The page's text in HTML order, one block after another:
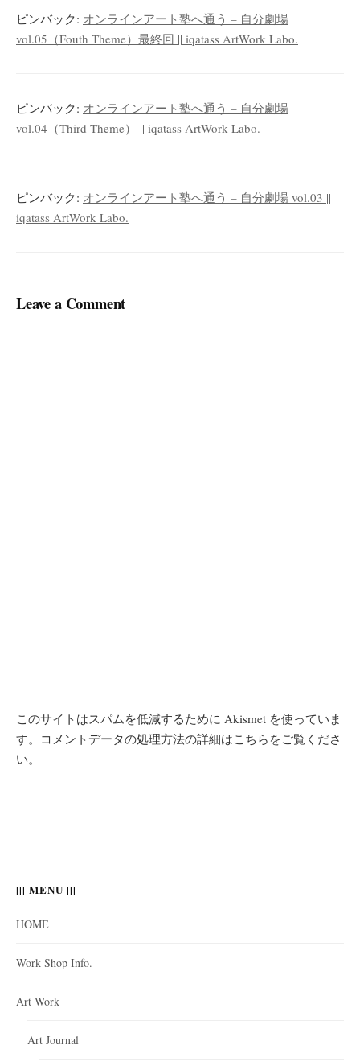
ピンバック: オンラインアート塾へ通う – 自分劇場
vol.05（Fouth Theme）最終回 || iqatass ArtWork Labo.
ピンバック: オンラインアート塾へ通う – 自分劇場
vol.04（Third Theme） || iqatass ArtWork Labo.
ピンバック: オンラインアート塾へ通う – 自分劇場 vol.03 ||
iqatass ArtWork Labo.
Leave a Comment
このサイトはスパムを低減するために Akismet を使っていま
す。 コメントデータの処理方法の詳細はこちらをご覧くださ
い。
||| MENU |||
HOME
Work Shop Info.
Art Work
Art Journal